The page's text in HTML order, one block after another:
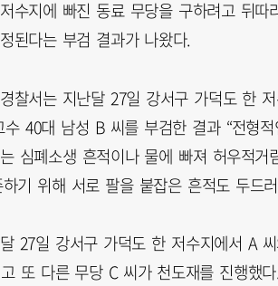
수지에 빠진 동료 무당을 구하려고 뒤
된다는 부검 결과가 나왔다.
찰서는 지난달 27일 강서구 가덕도 한
40대 남성 B 씨를 부검한 결과 “전형
심폐소생 흔적이나 물에 빠져 허우적
기 위해 서로 팔을 붙잡은 흔적도 두드
27일 강서구 가덕도 한 저수지에서 A
또 다른 무당 C 씨가 천도재를 진행했